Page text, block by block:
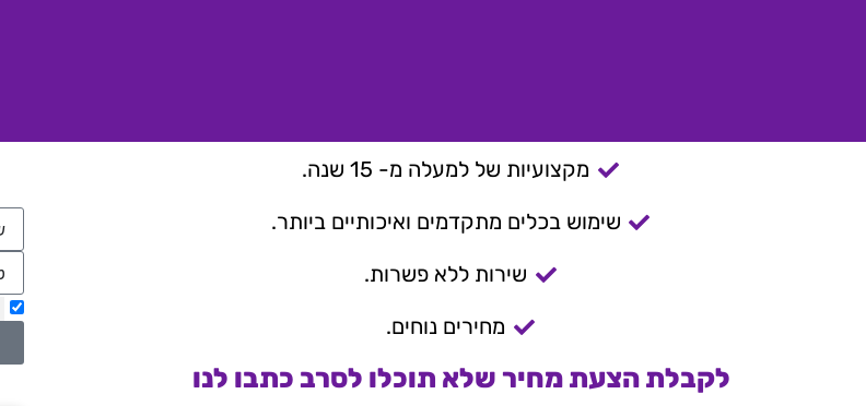
מקצועיות של למעלה מ- 15 שנה.
שימוש בכלים מתקדמים ואיכותיים ביותר.
שירות ללא פשרות.
מחירים נוחים.
לקבלת הצעת מחיר שלא תוכלו לסרב כתבו לנו